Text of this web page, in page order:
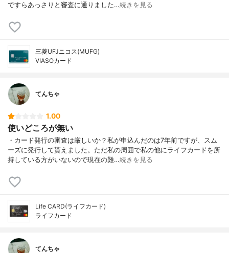
ですらあっさりと審査に通りました…続きを見る
三菱UFJニコス(MUFG)
VIASOカード
てんちゃ
1.00
使いどころが無い
・カード発行の審査は厳しいか？私が申込んだのは7年前ですが、スム
ーズに発行して貰えました。ただ私の周囲で私の他にライフカードを所
持している方がいないので現在の難…続きを見る
Life CARD(ライフカード)
ライフカード
てんちゃ